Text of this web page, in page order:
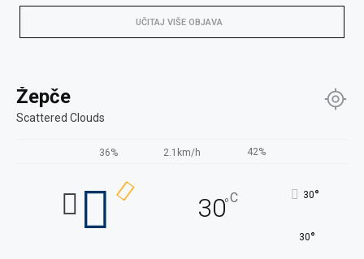
UČITAJ VIŠE OBJAVA
Žepče
Scattered Clouds
36% 2.1km/h 42%
30°C 30°
30°